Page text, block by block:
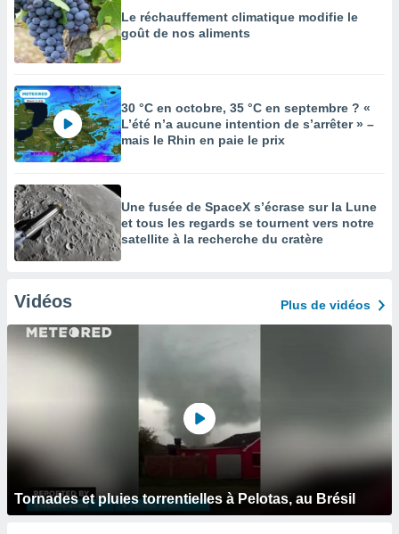
Le réchauffement climatique modifie le
goût de nos aliments
30 °C en octobre, 35 °C en septembre ? «
L’été n’a aucune intention de s’arrêter » –
mais le Rhin en paie le prix
Une fusée de SpaceX s’écrase sur la Lune
et tous les regards se tournent vers notre
satellite à la recherche du cratère
Vidéos Plus de vidéos
Tornades et pluies torrentielles à Pelotas, au Brésil